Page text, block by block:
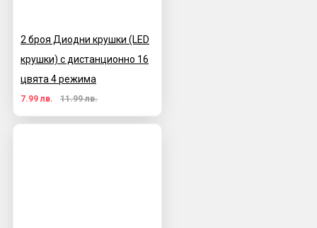
2 броя Диодни крушки (LED
крушки) с дистанционно 16
цвята 4 режима
7.99 лв. 11.99 лв.